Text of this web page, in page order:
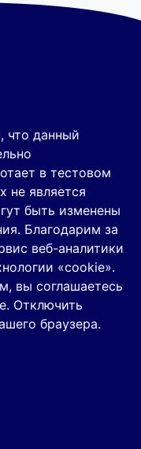
что данный
в тестовом
не является
быть изменены
Благодарим за
веб-аналитики
«cookie».
вы соглашаетесь
Отключить
браузера.